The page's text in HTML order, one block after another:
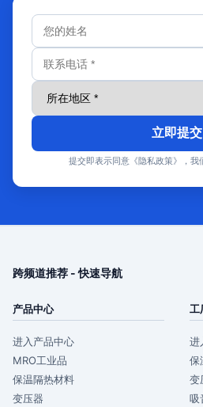
立即提交
提交即表示同意《隐私政策》，我
跨频道推荐 - 快速导航
产品中心
进入产品中心
MRO工业品
保温隔热材料
变压器
工
进
保
变
吸